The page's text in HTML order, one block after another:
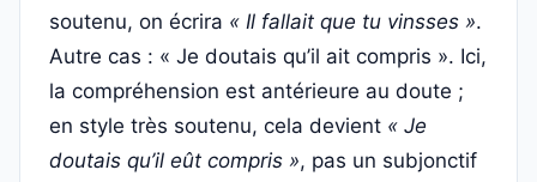
soutenu, on écrira « Il fallait que tu vinsses ».
Autre cas : « Je doutais qu’il ait compris ». Ici,
la compréhension est antérieure au doute ;
en style très soutenu, cela devient « Je
doutais qu’il eût compris », pas un subjonctif